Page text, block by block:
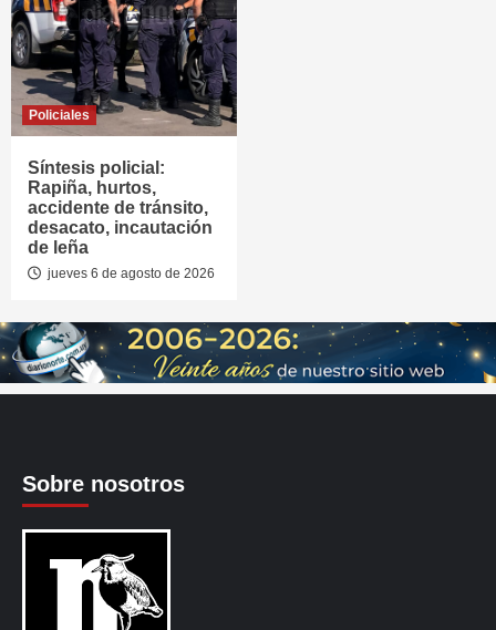
Policiales
Síntesis policial:
Rapiña, hurtos,
accidente de tránsito,
desacato, incautación
de leña
jueves 6 de agosto de 2026
Sobre nosotros